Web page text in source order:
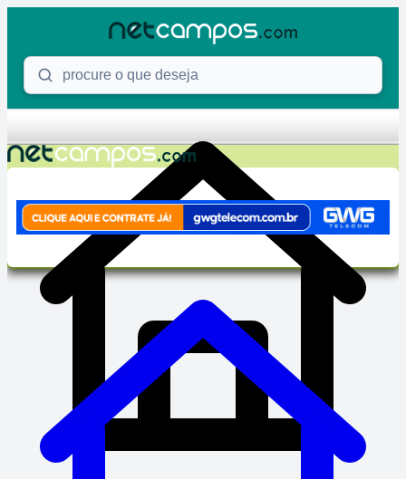
Procure o que deseja